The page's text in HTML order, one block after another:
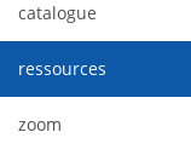
catalogue
ressources
zoom